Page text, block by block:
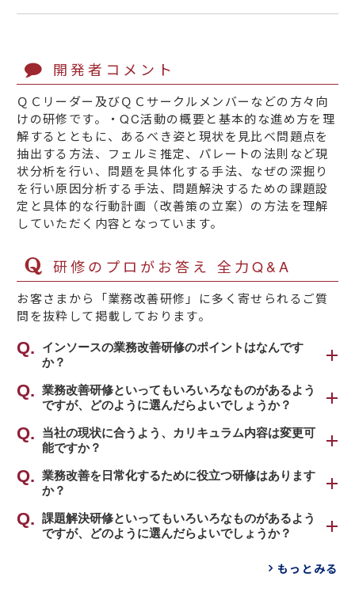
開発者コメント
ＱＣリーダー及びＱＣサークルメンバーなどの方々向
けの研修です。・QC活動の概要と基本的な進め方を理
解するとともに、あるべき姿と現状を見比べ問題点を
抽出する方法、フェルミ推定、パレートの法則など現
状分析を行い、問題を具体化する手法、なぜの深掘り
を行い原因分析する手法、問題解決するための課題設
定と具体的な行動計画（改善策の立案）の方法を理解
していただく内容となっています。
研修のプロがお答え 全力Q&A
お客さまから「業務改善研修」に多く寄せられるご質
問を抜粋して掲載しております。
インソースの業務改善研修のポイントはなんです
か？
業務改善のアプローチは、①本質的な問題に対
して困難を覚悟で抜本的な改善する方法、②で
きるものから着手したうえで本質的な問題に切
り込むという方法に二分されます。
ーチを重視します。
まず、身近な仕事の中で小さな成功体験を積む
ことからはじめるのが特徴です。そのために
認識することがポイントです。身近な仕事の中
業務改善研修といってもいろいろなものがあるよう
ですが、どのように選んだらよいでしょうか？
貴社の実状をお伺いし、おすすめの研修をご提
案いたします。
その結果、オーソドックスな業務改善の基礎研
修をおすすめする場合もありますし、あるいは
点テーマを中心にしたカリキュラムをおすすめ
します。
当社の現状に合うよう、カリキュラム内容は変更可
能ですか？
可能です。
業務改善の問題点がある程度明確になっていれ
ば、その問題点に合うようにカスタマイズいた
します。
などがひとつの方法です。あるいは、問題点が
業務改善を日常化するために役立つ研修はあります
か？
継続的な業務改善を目的としたプログラムもご
用意しています。
例①朝礼を活用して継続的な業務改善をしたい
課題解決研修といってもいろいろなものがあるよう
ですが、どのように選んだらよいでしょうか？
貴組織の実状を伺ったうえで、おすすめの研修
もっとみる